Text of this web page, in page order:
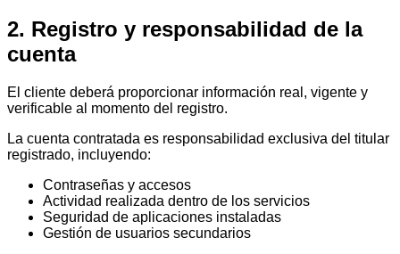
2. Registro y responsabilidad de la
cuenta
El cliente deberá proporcionar información real, vigente y
verificable al momento del registro.
La cuenta contratada es responsabilidad exclusiva del titular
registrado, incluyendo:
Contraseñas y accesos
Actividad realizada dentro de los servicios
Seguridad de aplicaciones instaladas
Gestión de usuarios secundarios